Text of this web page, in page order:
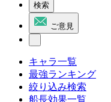
検索
ご意見
キャラ一覧
最強ランキング
絞り込み検索
船長効果一覧